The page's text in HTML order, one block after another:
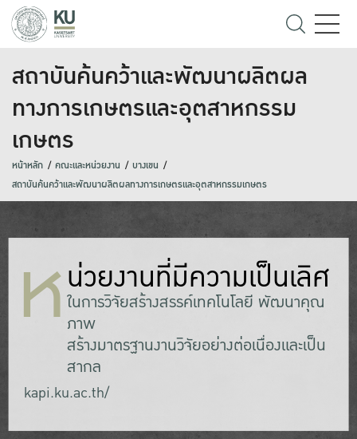
สถาบันค้นคว้าและพัฒนาผลิตผล
ทางการเกษตรและอุตสาหกรรม
เกษตร
หน้าหลัก คณะและหน่วยงาน
บางเขน
สถาบันค้นคว้าและพัฒนาผลิตผลทางการเกษตรและอุตสาหกรรมเกษตร
หน่วยงานที่มีความเป็นเลิศ
ในการวิจัยสร้างสรรค์เทคโนโลยี พัฒนาคุณ
ภาw
สร้างมาตรฐานงานวิจัยอย่างต่อเนื่องและเป็น
สากล
kapi.ku.ac.th/